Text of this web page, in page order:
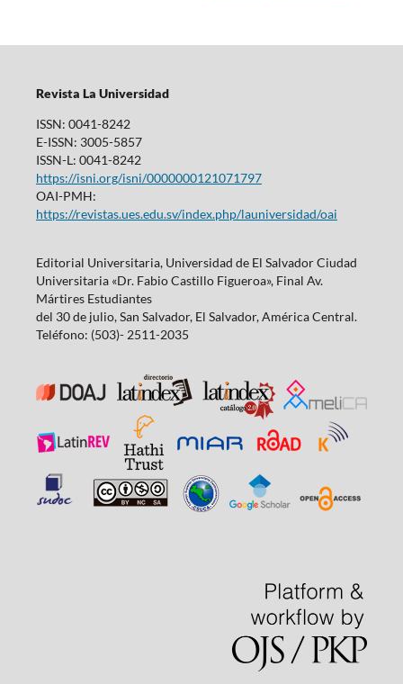
Revista La Universidad
ISSN: 0041-8242
E-ISSN: 3005-5857
ISSN-L: 0041-8242
https://isni.org/isni/0000000121071797
OAI-PMH:
https://revistas.ues.edu.sv/index.php/launiversidad/oai
Editorial Universitaria, Universidad de El Salvador Ciudad
Universitaria «Dr. Fabio Castillo Figueroa», Final Av.
Mártires Estudiantes
del 30 de julio, San Salvador, El Salvador, América Central.
Teléfono: (503)- 2511-2035